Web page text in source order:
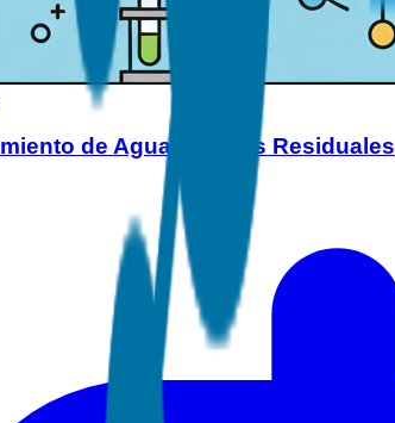
de Agua y Aguas Residuales